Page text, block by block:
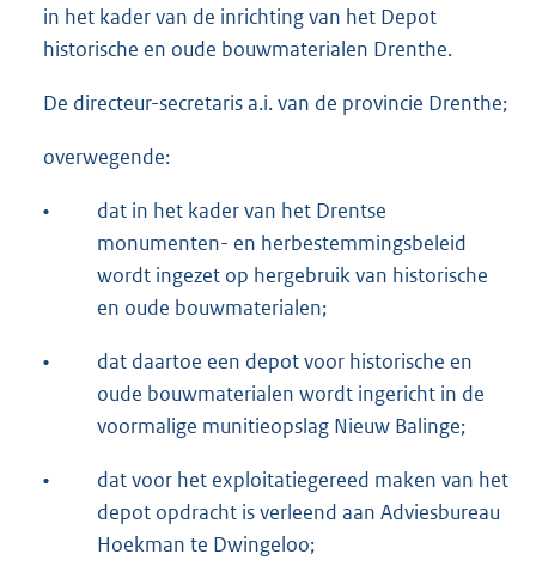
in het kader van de inrichting van het Depot
historische en oude bouwmaterialen Drenthe.
De directeur-secretaris a.i. van de provincie Drenthe;
overwegende:
•
dat in het kader van het Drentse
monumenten- en herbestemmingsbeleid
wordt ingezet op hergebruik van historische
en oude bouwmaterialen;
•
dat daartoe een depot voor historische en
oude bouwmaterialen wordt ingericht in de
voormalige munitieopslag Nieuw Balinge;
•
dat voor het exploitatiegereed maken van het
depot opdracht is verleend aan Adviesbureau
Hoekman te Dwingeloo;